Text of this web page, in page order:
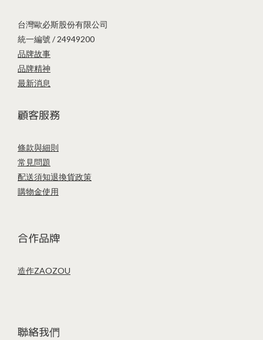
台灣歐必斯股份有限公司
統一編號 / 24949200
品牌故事
品牌精神
最新消息
顧客服務
條款與細則
常見問題
配送須知退換貨政策
購物金使用
合作品牌
造作ZAOZOU
聯絡我們